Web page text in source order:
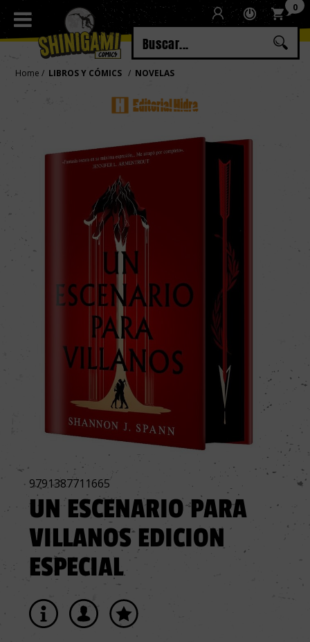
Regístrate
Iniciar sesión 0
Home LIBROS Y CÓMICS NOVELAS
9791387711665
UN ESCENARIO PARA
VILLANOS EDICION
ESPECIAL